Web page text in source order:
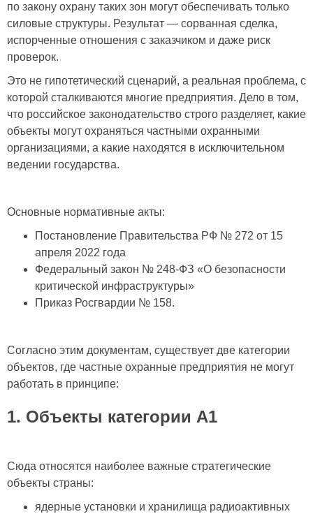
по закону охрану таких зон могут обеспечивать только
силовые структуры. Результат — сорванная сделка,
испорченные отношения с заказчиком и даже риск
проверок.
Это не гипотетический сценарий, а реальная проблема, с
которой сталкиваются многие предприятия. Дело в том,
что российское законодательство строго разделяет, какие
объекты могут охраняться частными охранными
организациями, а какие находятся в исключительном
ведении государства.
Основные нормативные акты:
Постановление Правительства РФ № 272 от 15
апреля 2022 года
Федеральный закон № 248-ФЗ «О безопасности
критической инфраструктуры»
Приказ Росгвардии № 158.
Согласно этим документам, существует две категории
объектов, где частные охранные предприятия не могут
работать в принципе:
1. Объекты категории А1
Сюда относятся наиболее важные стратегические
объекты страны:
ядерные установки и хранилища радиоактивных